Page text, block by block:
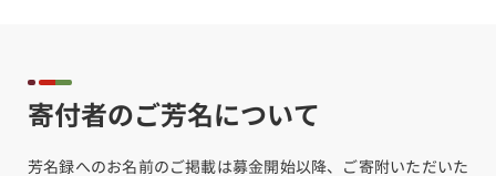
寄付者のご芳名について
芳名録へのお名前のご掲載は募金開始以降、ご寄附いただいた